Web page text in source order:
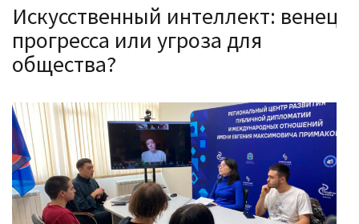
Искусственный интеллект: венец
прогресса или угроза для
общества?